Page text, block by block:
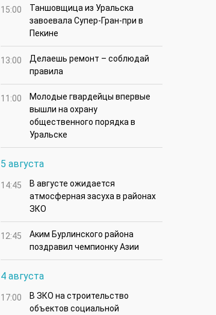
15:00
Таншовщица из Уральска
завоевала Супер-Гран-при в
Пекине
13:00
Делаешь ремонт – соблюдай
правила
11:00
Молодые гвардейцы впервые
вышли на охрану
общественного порядка в
Уральске
5 августа
14:45
В августе ожидается
атмосферная засуха в районах
ЗКО
12:45
Аким Бурлинского района
поздравил чемпионку Азии
4 августа
17:00
В ЗКО на строительство
объектов социальной